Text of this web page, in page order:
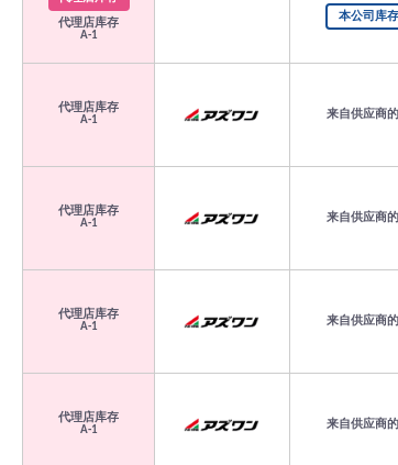
代理店库存
A-1
本公司库存
代理店库存
A-1
来自供应商的
代理店库存
A-1
来自供应商的
代理店库存
A-1
来自供应商的
代理店库存
A-1
来自供应商的